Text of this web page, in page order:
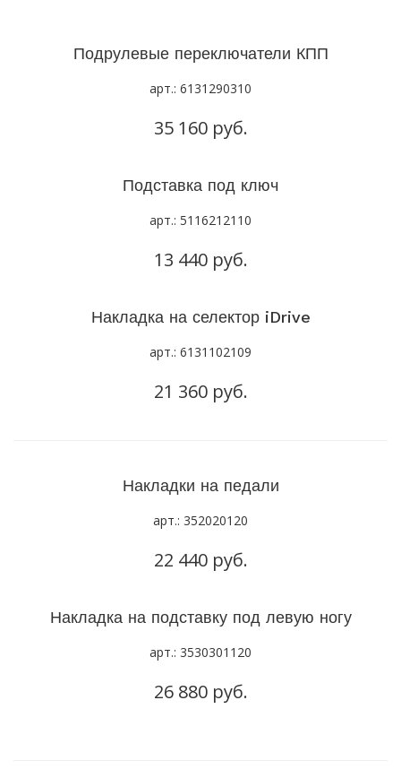
Подрулевые переключатели КПП
арт.: 6131290310
35 160 руб.
Подставка под ключ
арт.: 5116212110
13 440 руб.
Накладка на селектор iDrive
арт.: 6131102109
21 360 руб.
Накладки на педали
арт.: 352020120
22 440 руб.
Накладка на подставку под левую ногу
арт.: 3530301120
26 880 руб.